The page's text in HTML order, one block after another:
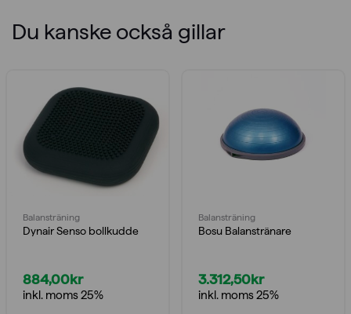
Du kanske också gillar
Balansträning
Dynair Senso bollkudde
884,00kr
inkl. moms 25%
Balansträning
Bosu Balanstränare
3.312,50kr
inkl. moms 25%